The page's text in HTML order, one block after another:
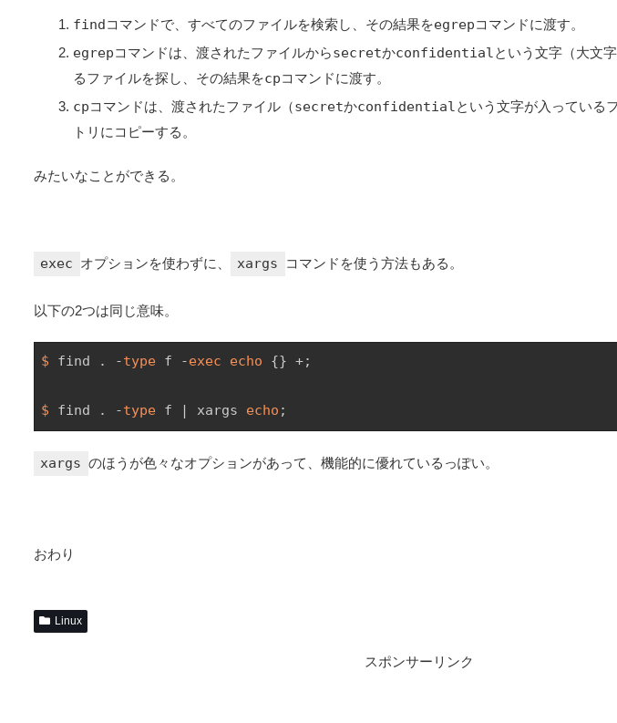
findコマンドで、すべてのファイルを検索し、その結果をegrepコマンドに渡す。
egrepコマンドは、渡されたファイルからsecretかconfidentialという文字（大文
るファイルを探し、その結果をcpコマンドに渡す。
cpコマンドは、渡されたファイル（secretかconfidentialという文字が入っている
トリにコピーする。
みたいなことができる。
exec オプションを使わずに、 xargs コマンドを使う方法もある。
以下の2つは同じ意味。
$ find . -type f -exec echo {} +;
$ find . -type f | xargs echo ;
xargs のほうが色々なオプションがあって、機能的に優れているっぽい。
おわり
Linux
スポンサーリンク